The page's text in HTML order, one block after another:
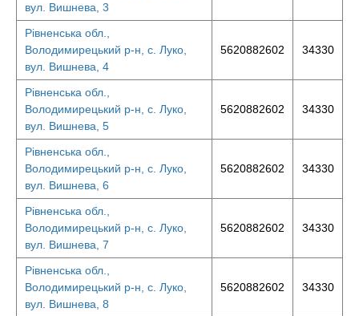
вул. Вишнева, 3
Рівненська обл.,
Володимирецький р-н, с. Луко,
вул. Вишнева, 4
5620882602 34330
Рівненська обл.,
Володимирецький р-н, с. Луко,
вул. Вишнева, 5
5620882602 34330
Рівненська обл.,
Володимирецький р-н, с. Луко,
вул. Вишнева, 6
5620882602 34330
Рівненська обл.,
Володимирецький р-н, с. Луко,
вул. Вишнева, 7
5620882602 34330
Рівненська обл.,
Володимирецький р-н, с. Луко,
вул. Вишнева, 8
5620882602 34330